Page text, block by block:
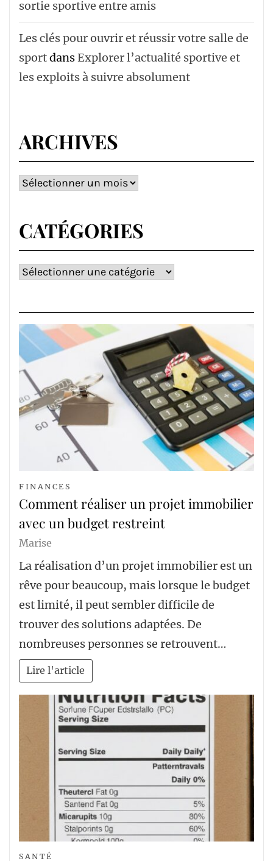
sortie sportive entre amis
Les clés pour ouvrir et réussir votre salle de
sportdansExplorer l’actualité sportive et
les exploits à suivre absolument
ARCHIVES
Archives
CATÉGORIES
Catégories
FINANCES
Comment réaliser un projet immobilier
avec un budget restreint
Marise
La réalisation d’un projet immobilier est un
rêve pour beaucoup, mais lorsque le budget
est limité, il peut sembler difficile de
trouver des solutions adaptées. De
nombreuses personnes se retrouvent…
Lire l'article
SANTÉ